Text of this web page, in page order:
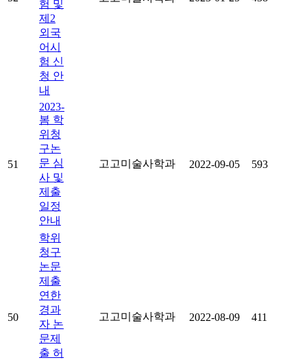
험 및
제2
외국
어시
험 신
청 안
내
51
2023-
봄 학
위청
구논
문 심
사 및
제출
일정
안내
고고미술사학과 2022-09-05 593
50
학위
청구
논문
제출
연한
경과
자 논
문제
출 허
고고미술사학과 2022-08-09 411